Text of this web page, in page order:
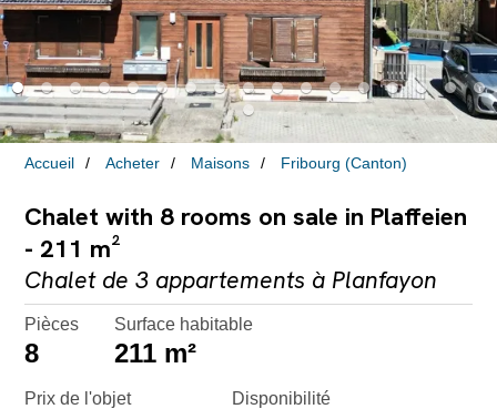
Accueil Acheter Maisons Fribourg (Canton)
Chalet with 8 rooms on sale in Plaffeien
- 211 m²
Chalet de 3 appartements à Planfayon
Pièces
8
Surface habitable
211 m²
Prix de l'objet Disponibilité